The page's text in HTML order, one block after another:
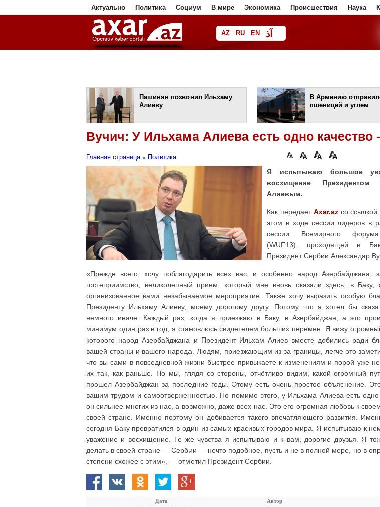
Актуально Политика Социум В мире Экономика Происшествия Наука
AZ RU EN آذ
فا
Пашинян позвонил Ильхаму
Алиеву
В Армению
пшеницей и углем
Вучич: У Ильхама Алиева есть одно качество
Главная страница Политика
Я испытываю большое
восхищение Президентом
Алиевым.
Как передает Axar.azсо
этом в ходе сессии лидеров в
сессии Всемирного
(WUF13), проходящей в
Президент Сербии Александар
«Прежде всего, хочу поблагодарить всех вас, и особенно народ Азербайджана,
гостеприимство, великолепный прием, который мне вновь оказали здесь, в Баку,
организованное вами незабываемое мероприятие. Также хочу выразить особую
Президенту Ильхаму Алиеву, моему дорогому другу. Потому что я хотел бы
немного иначе. Каждый раз, когда я приезжаю в Баку, в Азербайджан, а это
минимум один раз в год, я становлюсь свидетелем больших перемен. Я вижу
которого народ Азербайджана и Президент Ильхам Алиев вместе добились ради
вашей страны и вашего народа. Людям, приезжающим из-за границы, легче это
что вы сами в повседневной жизни быстрее привыкаете к изменениям и порой уже
их так, как раньше. Но мы, глядя со стороны, отчётливо видим, какой огромный
прошел Азербайджан за последние годы. Этому есть очень простое объяснение.
вашим трудом и самоотверженностью. Но помимо этого, у Ильхама Алиева есть одно
он сильнее многих из нас, а возможно, даже всех нас. Это его огромная любовь к
своей стране. Именно поэтому он добивается такого впечатляющего развития.
сегодня Баку превратился в один из самых красивых городов мира. Я испытываю к
уважение и восхищение. Те же чувства я испытываю и к вам, дорогие друзья. Я
делать в своей стране — Сербии — нечто подобное, пусть и не в полной мере, но в
степени схожее с этим», — отметил Президент Сербии.
Дата Автор